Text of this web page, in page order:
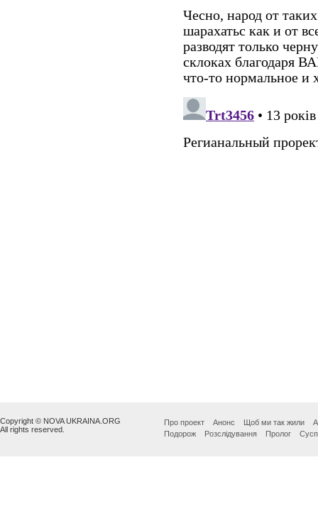
Copyright © NOVA UKRAINA.ORG
All rights reserved.
Про проект Анонс Щоб ми так жили
Подорож
Розслідування Пролог